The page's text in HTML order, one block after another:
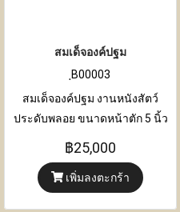
สมเด็จองค์ปฐม
ฺB00003
สมเด็จองค์ปฐม งานหนังสัตว์
ประดับพลอย ขนาดหน้าตัก 5 นิ้ว
ความหนา 11 เซนติเมตร x ความ
สูง 32 เซนติเมตร
฿25,000
เพิ่มลงตะกร้า